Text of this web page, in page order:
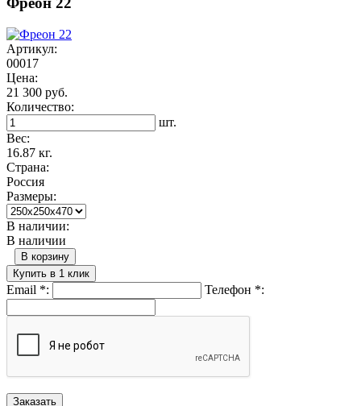
Артикул:
00017
Цена:
21 300 руб.
Количество:
шт.
Вес:
16.87 кг.
Страна:
Россия
Размеры:
В наличии:
В наличии
В корзину
Купить в 1 клик
Email *: Телефон *: